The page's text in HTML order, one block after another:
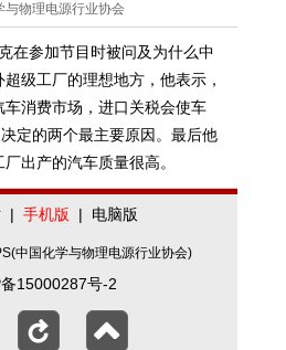
与物理电源行业协会
在参加节目时被问及为什么中
级工厂的理想地方，他表示，
消费市场，进口关税会使车
定的两个最主要原因。最后他
出产的汽车质量很高。
| 手机版 | 电脑版
中国化学与物理电源行业协会)
15000287号-2